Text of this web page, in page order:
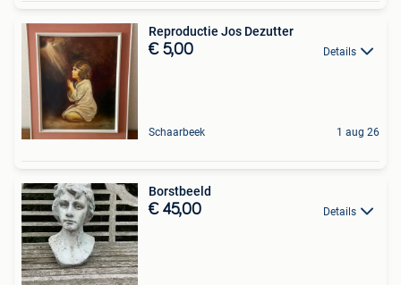
Reproductie Jos Dezutter
€ 5,00 Details
Schaarbeek 1 aug 26
Borstbeeld
€ 45,00 Details